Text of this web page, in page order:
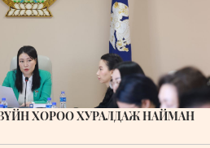
ХОРОО ХУРАЛДАЖ НАЙМАН